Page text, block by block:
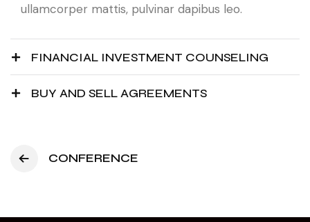
ullamcorper mattis, pulvinar dapibus leo.
FINANCIAL INVESTMENT COUNSELING
BUY AND SELL AGREEMENTS
CONFERENCE